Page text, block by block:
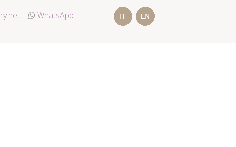
| WhatsApp